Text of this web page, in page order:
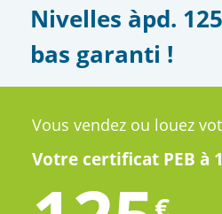
Nivelles àpd.
bas garanti !
Vous vendez ou louez
Votre certificat PEB à